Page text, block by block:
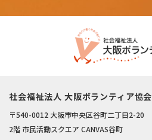
社会福祉法人 大阪ボランティア協会
〒540-0012 大阪市中央区谷町二丁目2-20
2階 市民活動スクエア CANVAS谷町